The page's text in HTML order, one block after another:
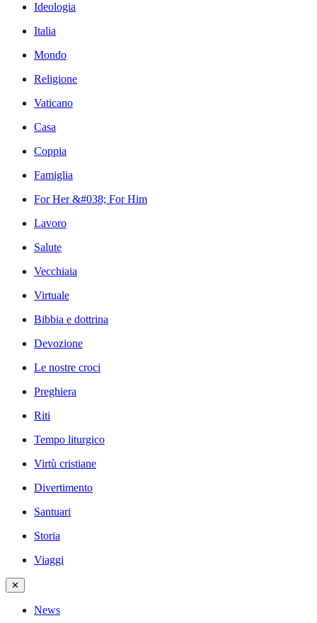
Ideologia
Italia
Mondo
Religione
Vaticano
Casa
Coppia
Famiglia
For Her &#038; For Him
Lavoro
Salute
Vecchiaia
Virtuale
Bibbia e dottrina
Devozione
Le nostre croci
Preghiera
Riti
Tempo liturgico
Virtù cristiane
Divertimento
Santuari
Storia
Viaggi
✕
News